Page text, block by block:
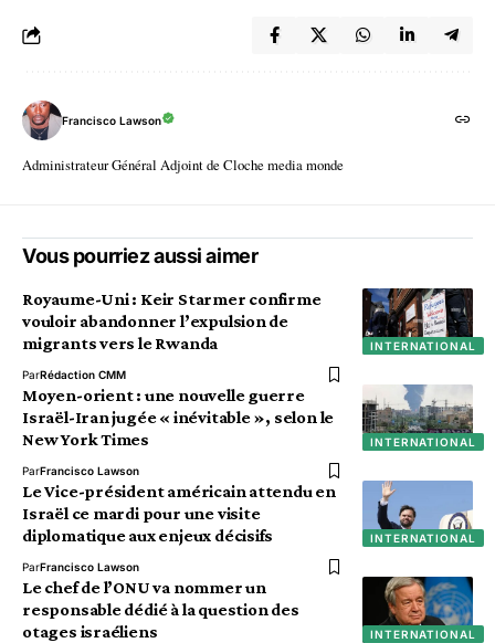
Francisco Lawson
Administrateur Général Adjoint de Cloche media monde
Vous pourriez aussi aimer
INTERNATIONAL
Royaume-Uni : Keir Starmer confirme
vouloir abandonner l’expulsion de
migrants vers le Rwanda
ParRédaction CMM
INTERNATIONAL
Moyen-orient : une nouvelle guerre
Israël-Iran jugée « inévitable », selon le
New York Times
ParFrancisco Lawson
INTERNATIONAL
Le Vice-président américain attendu en
Israël ce mardi pour une visite
diplomatique aux enjeux décisifs
ParFrancisco Lawson
INTERNATIONAL
Le chef de l’ONU va nommer un
responsable dédié à la question des
otages israéliens